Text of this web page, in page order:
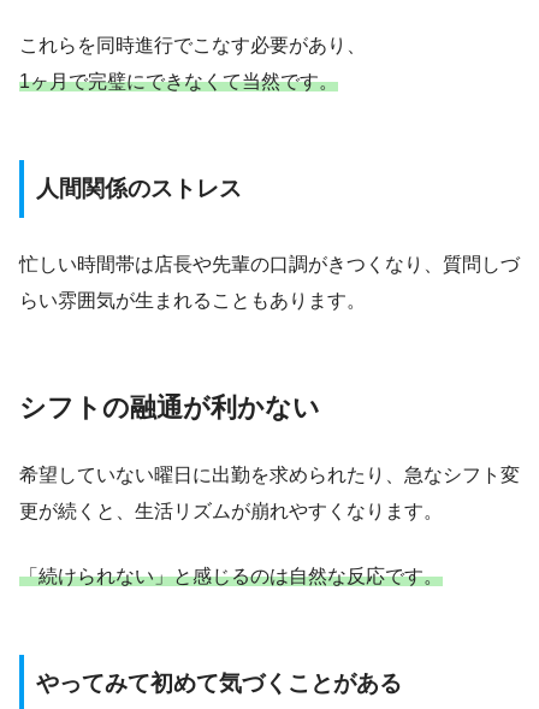
これらを同時進行でこなす必要があり、
1ヶ月で完璧にできなくて当然です。
人間関係のストレス
忙しい時間帯は店長や先輩の口調がきつくなり、質問しづ
らい雰囲気が生まれることもあります。
シフトの融通が利かない
希望していない曜日に出勤を求められたり、急なシフト変
更が続くと、生活リズムが崩れやすくなります。
「続けられない」と感じるのは自然な反応です。
やってみて初めて気づくことがある